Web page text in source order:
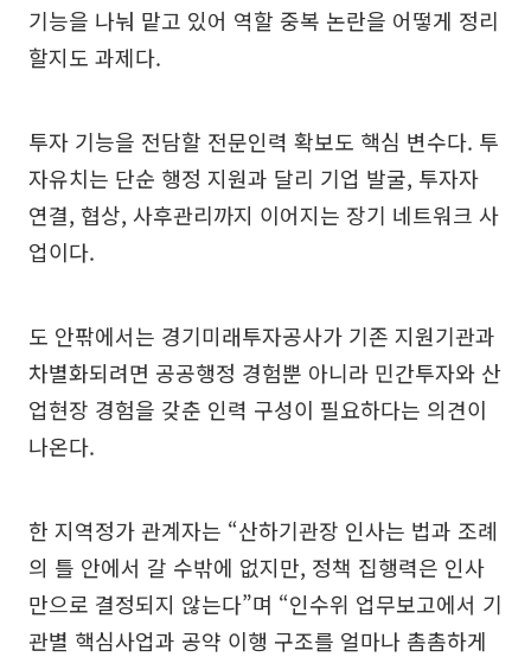
기능을 나눠 맡고 있어 역할 중복 논란을 어떻게 정리
할지도 과제다.
투자 기능을 전담할 전문인력 확보도 핵심 변수다. 투
자유치는 단순 행정 지원과 달리 기업 발굴, 투자자
연결, 협상, 사후관리까지 이어지는 장기 네트워크 사
업이다.
도 안팎에서는 경기미래투자공사가 기존 지원기관과
차별화되려면 공공행정 경험뿐 아니라 민간투자와 산
업현장 경험을 갖춘 인력 구성이 필요하다는 의견이
나온다.
한 지역정가 관계자는 “산하기관장 인사는 법과 조례
의 틀 안에서 갈 수밖에 없지만, 정책 집행력은 인사
만으로 결정되지 않는다”며 “인수위 업무보고에서 기
관별 핵심사업과 공약 이행 구조를 얼마나 촘촘하게